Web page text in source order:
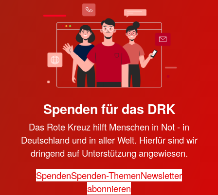
Spenden für das DRK
Das Rote Kreuz hilft Menschen in Not - in
Deutschland und in aller Welt. Hierfür sind wir
dringend auf Unterstützung angewiesen.
SpendenSpenden-ThemenNewsletter
abonnieren